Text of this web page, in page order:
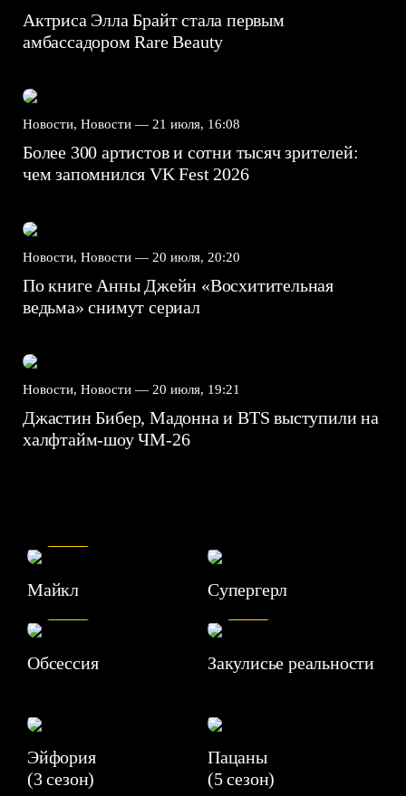
Актриса Элла Брайт стала первым
амбассадором Rare Beauty
Новости, Новости — 21 июля, 16:08
Более 300 артистов и сотни тысяч зрителей:
чем запомнился VK Fest 2026
Новости, Новости — 20 июля, 20:20
По книге Анны Джейн «Восхитительная
ведьма» снимут сериал
Новости, Новости — 20 июля, 19:21
Джастин Бибер, Мадонна и BTS выступили на
халфтайм-шоу ЧМ-26
Майкл Супергерл
Обсессия
7.1
Закулисье реальности
Эйфория
(3 сезон)
Пацаны
(5 сезон)